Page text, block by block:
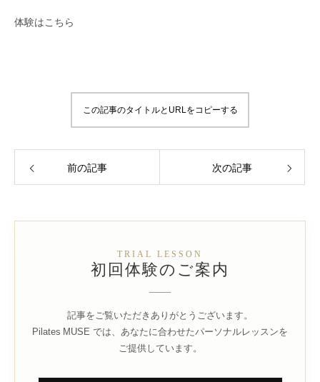
体験はこちら
この記事のタイトルとURLをコピーする
前の記事 次の記事
TRIAL LESSON
初回体験のご案内
記事をご覧いただきありがとうございます。
Pilates MUSE では、あなたに合わせたパーソナルレッスンを
ご提供しています。